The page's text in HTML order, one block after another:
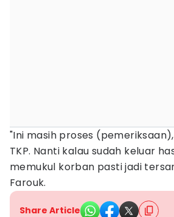
"Ini masih proses
TKP. Nanti kalau sudah keluar
memukul korban pasti jadi
Farouk.
Share Article